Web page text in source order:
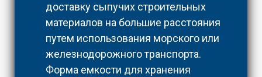
доставку сыпучих строительных
материалов на большие расстояния
путем использования морского или
железнодорожного транспорта.
Форма емкости для хранения